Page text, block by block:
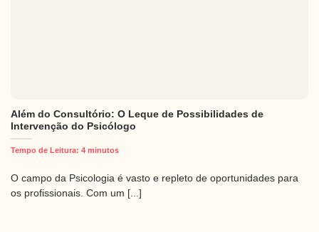
Além do Consultório: O Leque de Possibilidades de
Intervenção do Psicólogo
Tempo de Leitura: 4 minutos
O campo da Psicologia é vasto e repleto de oportunidades para
os profissionais. Com um [...]